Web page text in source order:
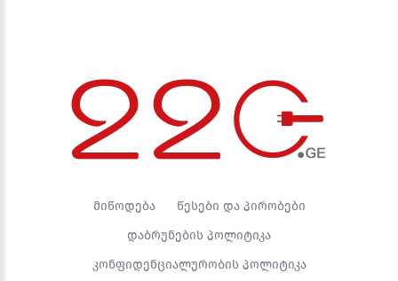
მიწოდება
წესები და პირობები
დაბრუნების პოლიტიკა
კონფიდენციალურობის პოლიტიკა